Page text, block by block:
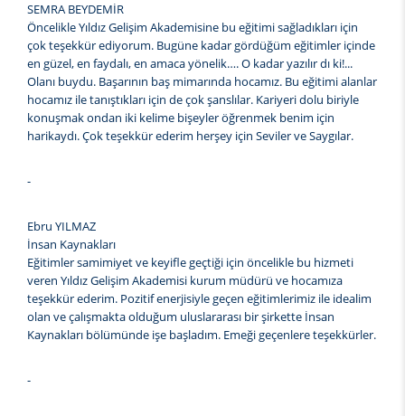
SEMRA BEYDEMİR
Öncelikle Yıldız Gelişim Akademisine bu eğitimi sağladıkları için
çok teşekkür ediyorum. Bugüne kadar gördüğüm eğitimler içinde
en güzel, en faydalı, en amaca yönelik…. O kadar yazılır dı ki!...
Olanı buydu. Başarının baş mimarında hocamız. Bu eğitimi alanlar
hocamız ile tanıştıkları için de çok şanslılar. Kariyeri dolu biriyle
konuşmak ondan iki kelime bişeyler öğrenmek benim için
harikaydı. Çok teşekkür ederim herşey için Seviler ve Saygılar.
-
Ebru YILMAZ
İnsan Kaynakları
Eğitimler samimiyet ve keyifle geçtiği için öncelikle bu hizmeti
veren Yıldız Gelişim Akademisi kurum müdürü ve hocamıza
teşekkür ederim. Pozitif enerjisiyle geçen eğitimlerimiz ile idealim
olan ve çalışmakta olduğum uluslararası bir şirkette İnsan
Kaynakları bölümünde işe başladım. Emeği geçenlere teşekkürler.
-